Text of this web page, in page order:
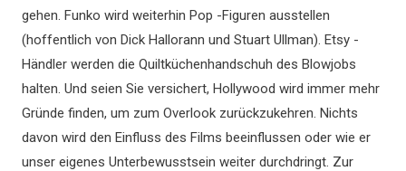
gehen. Funko wird weiterhin Pop -Figuren ausstellen
(hoffentlich von Dick Hallorann und Stuart Ullman). Etsy -
Händler werden die Quiltküchenhandschuh des Blowjobs
halten. Und seien Sie versichert, Hollywood wird immer mehr
Gründe finden, um zum Overlook zurückzukehren. Nichts
davon wird den Einfluss des Films beeinflussen oder wie er
unser eigenes Unterbewusstsein weiter durchdringt. Zur